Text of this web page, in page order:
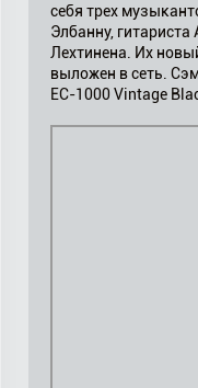
себя трех
Элбанну,
Лехтинена. Их
выложен в сеть.
EC-1000 Vintage